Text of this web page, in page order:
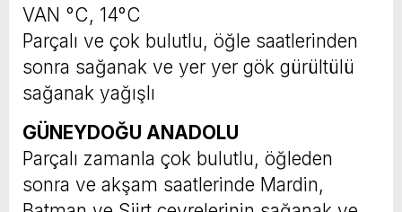
VAN °C, 14°C
Parçalı ve çok bulutlu, öğle saatlerinden
sonra sağanak ve yer yer gök gürültülü
sağanak yağışlı
GÜNEYDOĞU ANADOLU
Parçalı zamanla çok bulutlu, öğleden
sonra ve akşam saatlerinde Mardin,